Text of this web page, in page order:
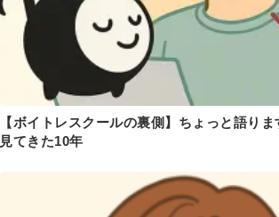
【ボイトレスクールの裏側】ちょっと語り
見てきた10年